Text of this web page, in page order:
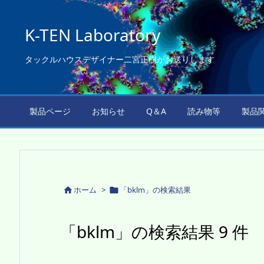
K-TEN Laboratory
タックルハウスデザイナー二宮正樹がお送りします
製品ページ お知らせ Q＆A 読み物等 製品
ホーム >  「bklm」の検索結果
「bklm」の検索結果 9 件